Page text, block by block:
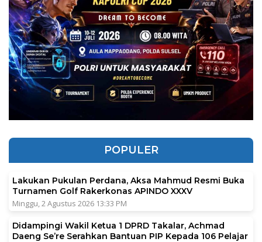
POPULER
Lakukan Pukulan Perdana, Aksa Mahmud Resmi Buka
Turnamen Golf Rakerkonas APINDO XXXV
Minggu, 2 Agustus 2026 13:33 PM
Didampingi Wakil Ketua 1 DPRD Takalar, Achmad
Daeng Se’re Serahkan Bantuan PIP Kepada 106 Pelajar